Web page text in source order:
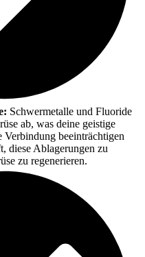
Schwermetalle und Fluoride
ab, was deine geistige
beeinträchtigen
diese Ablagerungen zu
zu regenerieren.